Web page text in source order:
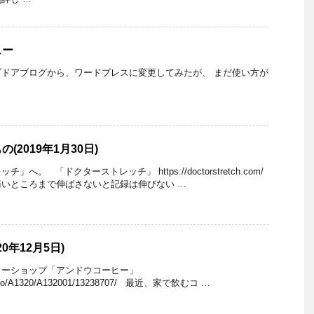
ー
アブログから、ワードプレスに変更してみたが、 まだ使い方が
(2019年1月30日)
ッチ」へ。 「ドクターストレッチ」 https://doctorstretch.com/
ところまで伸ばさないと記録は伸びない …
年12月5日)
ショップ「アンドウコーヒー」
A1320/A132001/13238707/ 最近、家で飲むコ …